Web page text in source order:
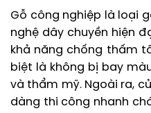
Gỗ công nghiệp là loại
nghệ dây chuyền hiện
khả năng chống thấm
biệt là không bị bay
và thẩm mỹ. Ngoài ra,
dàng thi công nhanh